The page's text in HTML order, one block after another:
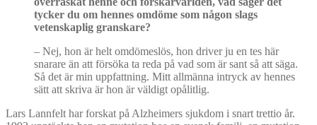
tycker du om hennes omdöme som någon slags
vetenskaplig granskare?
– Nej, hon är helt omdömeslös, hon driver ju en tes här
snarare än att försöka ta reda på vad som är sant så att säga.
Så det är min uppfattning. Mitt allmänna intryck av hennes
sätt att skriva är hon är väldigt opålitlig.
Lars Lannfelt har forskat på Alzheimers sjukdom i snart trettio år.